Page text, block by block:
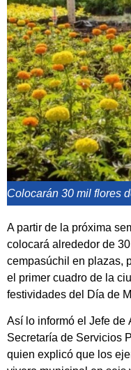
Colocarán 30 mil flores
A partir de la próxima
colocará alrededor de
cempasúchil en plazas,
el primer cuadro de la
festividades del Día de
Así lo informó el Jefe de
Secretaría de Servicios
quien explicó que los